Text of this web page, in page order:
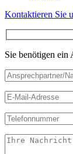
Kontaktieren Sie
Sie benötigen ein